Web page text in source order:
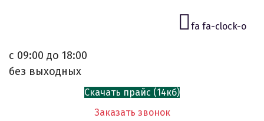
fa fa-clock-o
с 09:00 до 18:00
без выходных
Скачать прайс (14кб)
Заказать звонок